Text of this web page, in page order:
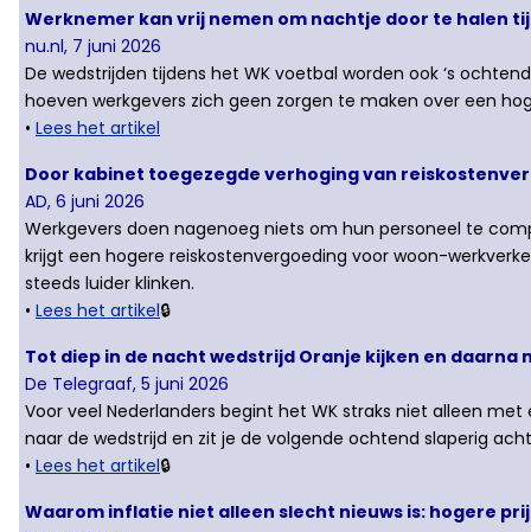
Werknemer kan vrij nemen om nachtje door te halen
nu.nl, 7 juni 2026
De wedstrijden tijdens het WK voetbal worden ook ‘s
hoeven werkgevers zich geen zorgen te maken over een
• Lees het artikel
Door kabinet toegezegde verhoging van
AD, 6 juni 2026
Werkgevers doen nagenoeg niets om hun personeel te
krijgt een hogere reiskostenvergoeding voor woon-
steeds luider klinken.
• Lees het artikel🔒
Tot diep in de nacht wedstrijd Oranje kijken en
De Telegraaf, 5 juni 2026
Voor veel Nederlanders begint het WK straks niet alleen
naar de wedstrijd en zit je de volgende ochtend slaperig
• Lees het artikel🔒
Waarom inflatie niet alleen slecht nieuws is: hogere